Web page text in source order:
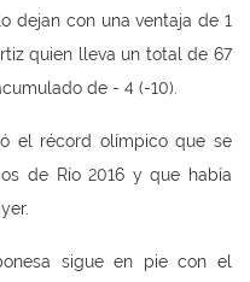
dejan con una ventaja de 1
quien lleva un total de 67
de - 4 (-10).
el récord olímpico que se
de Río 2016 y que había
sigue en pie con el